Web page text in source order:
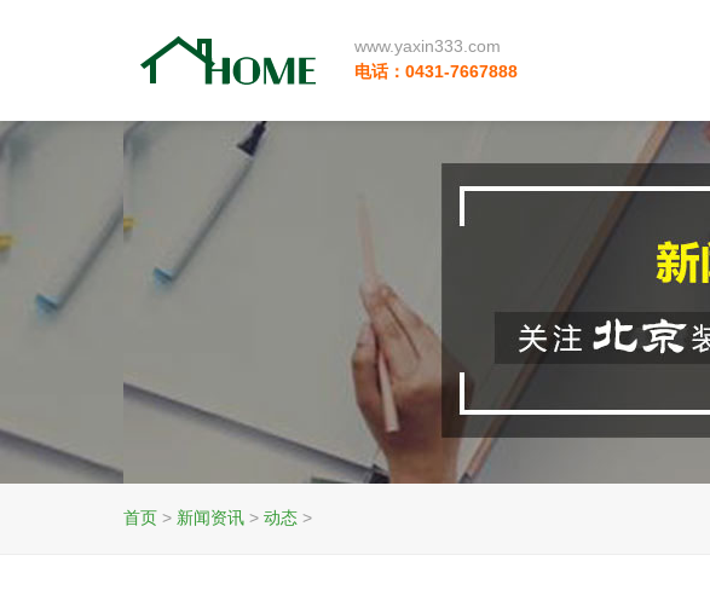
www.yaxin333.com
电话：0431-7667888
首页 > 新闻资讯 > 动态 >